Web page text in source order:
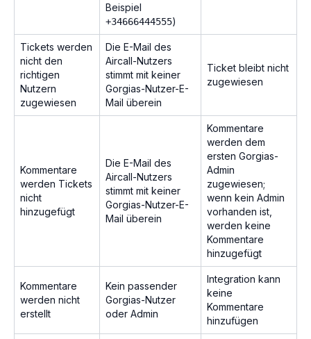
Beispiel
+34666444555)
Tickets werden
nicht den
richtigen
Nutzern
zugewiesen
Die E-Mail des
Aircall-Nutzers
stimmt mit keiner
Gorgias-Nutzer-E-
Mail überein
Ticket bleibt nicht
zugewiesen
Kommentare
werden Tickets
nicht
hinzugefügt
Die E-Mail des
Aircall-Nutzers
stimmt mit keiner
Gorgias-Nutzer-E-
Mail überein
Kommentare
werden dem
ersten Gorgias-
Admin
zugewiesen;
wenn kein Admin
vorhanden ist,
werden keine
Kommentare
hinzugefügt
Kommentare
werden nicht
erstellt
Kein passender
Gorgias-Nutzer
oder Admin
Integration kann
keine
Kommentare
hinzufügen